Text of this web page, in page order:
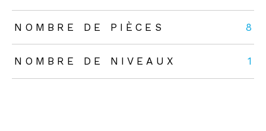
NOMBRE DE PIÈCES 8
NOMBRE DE NIVEAUX 1